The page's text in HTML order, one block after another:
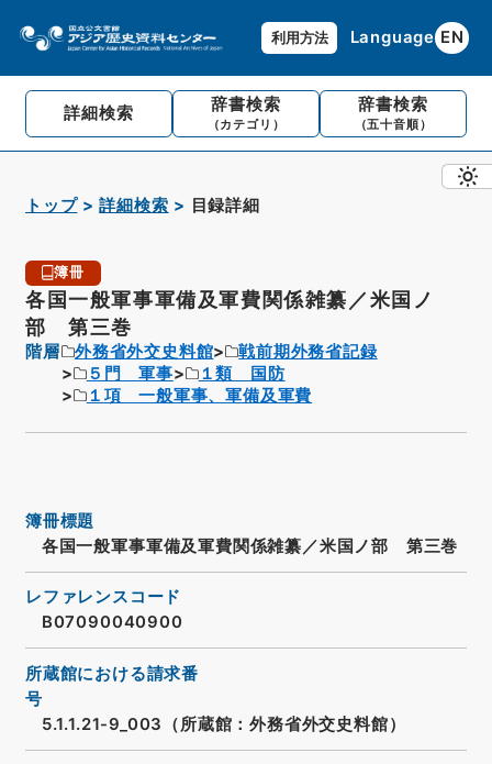
利用方法 Language EN
詳細検索 辞書検索
（カテゴリ）
辞書検索
（五十音順）
トップ 詳細検索 目録詳細
簿冊
各国一般軍事軍備及軍費関係雑纂／米国ノ
部 第三巻
階層 外務省外交史料館
戦前期外務省記録
５門 軍事
１類 国防
１項 一般軍事、軍備及軍費
簿冊標題
各国一般軍事軍備及軍費関係雑纂／米国ノ部 第三巻
レファレンスコード
B07090040900
所蔵館における請求番
号
5.1.1.21-9_003（所蔵館：外務省外交史料館）